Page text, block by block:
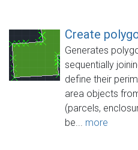
Create
Generates
sequentially
define their
area objects
(parcels,
be... more